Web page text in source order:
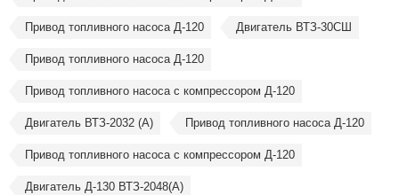
Привод топливного насоса Д-120 Двигатель ВТЗ-30СШ
Привод топливного насоса Д-120
Привод топливного насоса с компрессором Д-120
Двигатель ВТЗ-2032 (А) Привод топливного насоса Д-120
Привод топливного насоса с компрессором Д-120
Двигатель Д-130 ВТЗ-2048(А)